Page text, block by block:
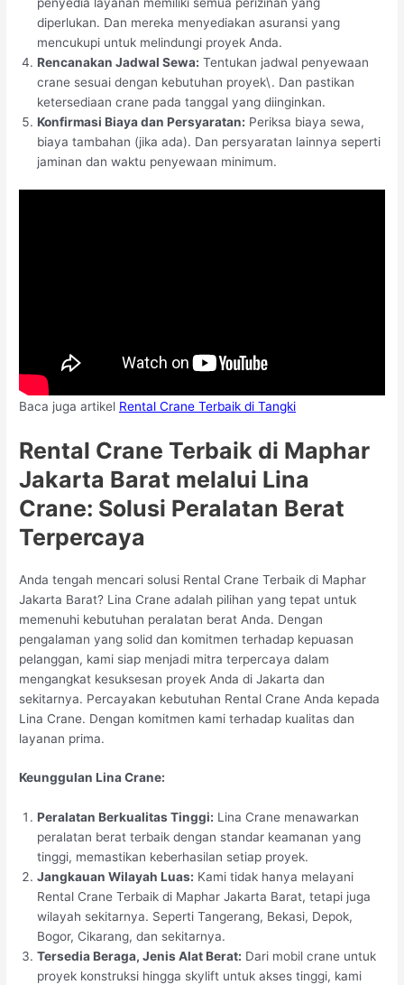
diperlukan. Dan mereka menyediakan asuransi yang
mencukupi untuk melindungi proyek Anda.
Rencanakan Jadwal Sewa: Tentukan jadwal penyewaan
crane sesuai dengan kebutuhan proyek\. Dan pastikan
ketersediaan crane pada tanggal yang diinginkan.
Konfirmasi Biaya dan Persyaratan: Periksa biaya sewa,
biaya tambahan (jika ada). Dan persyaratan lainnya seperti
jaminan dan waktu penyewaan minimum.
Baca juga artikel Rental Crane Terbaik di Tangki
Rental Crane Terbaik di Maphar
Jakarta Barat melalui Lina
Crane: Solusi Peralatan Berat
Terpercaya
Anda tengah mencari solusi Rental Crane Terbaik di Maphar
Jakarta Barat? Lina Crane adalah pilihan yang tepat untuk
memenuhi kebutuhan peralatan berat Anda. Dengan
pengalaman yang solid dan komitmen terhadap kepuasan
pelanggan, kami siap menjadi mitra terpercaya dalam
mengangkat kesuksesan proyek Anda di Jakarta dan
sekitarnya. Percayakan kebutuhan Rental Crane Anda kepada
Lina Crane. Dengan komitmen kami terhadap kualitas dan
layanan prima.
Keunggulan Lina Crane:
Peralatan Berkualitas Tinggi: Lina Crane menawarkan
peralatan berat terbaik dengan standar keamanan yang
tinggi, memastikan keberhasilan setiap proyek.
Jangkauan Wilayah Luas: Kami tidak hanya melayani
Rental Crane Terbaik di Maphar Jakarta Barat, tetapi juga
wilayah sekitarnya. Seperti Tangerang, Bekasi, Depok,
Bogor, Cikarang, dan sekitarnya.
Tersedia Beraga, Jenis Alat Berat: Dari mobil crane untuk
proyek konstruksi hingga skylift untuk akses tinggi, kami